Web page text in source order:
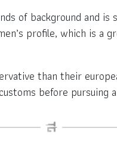
of background and
profile, which is a
than their
before pursuing